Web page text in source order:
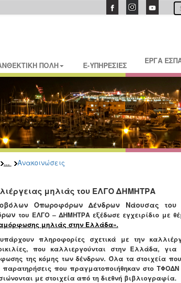
ΠΟΛΗ E-ΥΠΗΡΕΣΙΕΣ ΕΡΓΑ
... Ανακοινώσεις
μηλιάς του ΕΛΓΟ ΔΗΜΗΤΡΑ
Οπωροφόρων Δένδρων Νάουσας του
του ΕΛΓΟ – ΔΗΜΗΤΡΑ εξέδωσε εγχειρίδιο με
μηλιάς στην Ελλάδα».
πληροφορίες σχετικά με την
που καλλιεργούνται στην Ελλάδα,
της κόμης των δένδρων. Όλα τα στοιχεία που
παρατηρήσεις που πραγματοποιήθηκαν στο
με στοιχεία από τη διεθνή βιβλιογραφία.